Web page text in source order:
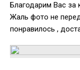
Благодарим Вас за
Жаль фото не
понравилось ,